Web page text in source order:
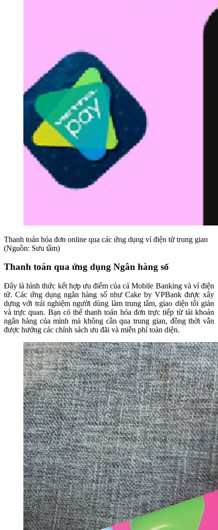
Thanh toán hóa đơn online qua các ứng dụng ví điện tử trung gian
(Nguồn: Sưu tầm)
Thanh toán qua ứng dụng Ngân hàng số
Đây là hình thức kết hợp ưu điểm của cả Mobile Banking và ví điện
tử. Các ứng dụng ngân hàng số như Cake by VPBank được xây
dựng với trải nghiệm người dùng làm trung tâm, giao diện tối giản
và trực quan. Bạn có thể thanh toán hóa đơn trực tiếp từ tài khoản
ngân hàng của mình mà không cần qua trung gian, đồng thời vẫn
được hưởng các chính sách ưu đãi và miễn phí toàn diện.